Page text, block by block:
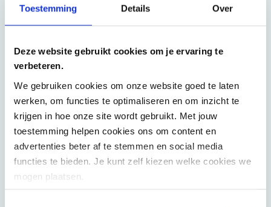
Toestemming Details Over
Deze website gebruikt cookies om je ervaring te
verbeteren.
We gebruiken cookies om onze website goed te laten
werken, om functies te optimaliseren en om inzicht te
krijgen in hoe onze site wordt gebruikt. Met jouw
toestemming helpen cookies ons om content en
advertenties beter af te stemmen en social media
functies te bieden. Je kunt zelf kiezen welke cookies we
mogen plaatsen.